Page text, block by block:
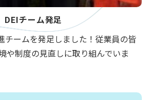
DEIチーム発足
チームを発足しました！従業員の皆
や制度の見直しに取り組んでいま